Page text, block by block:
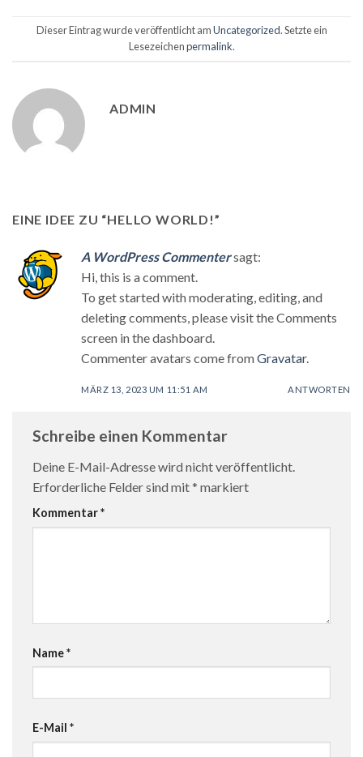
Dieser Eintrag wurde veröffentlicht amUncategorized. Setzte ein
Lesezeichenpermalink.
ADMIN
EINE IDEE ZU “HELLO WORLD!”
A WordPress Commentersagt:
Hi, this is a comment.
To get started with moderating, editing, and
deleting comments, please visit the Comments
screen in the dashboard.
Commenter avatars come fromGravatar.
MÄRZ 13, 2023 UM 11:51 AM ANTWORTEN
Schreibe einen Kommentar
Deine E-Mail-Adresse wird nicht veröffentlicht.
Erforderliche Felder sind mit* markiert
Kommentar*
Name*
E-Mail *